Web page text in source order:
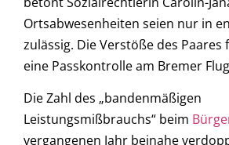
Ortsabwesenheiten seien nur in
zulässig. Die Verstöße des Paares
eine Passkontrolle am Bremer
Die Zahl des „bandenmäßigen
Leistungsmißbrauchs“ beim
vergangenen Jahr beinahe